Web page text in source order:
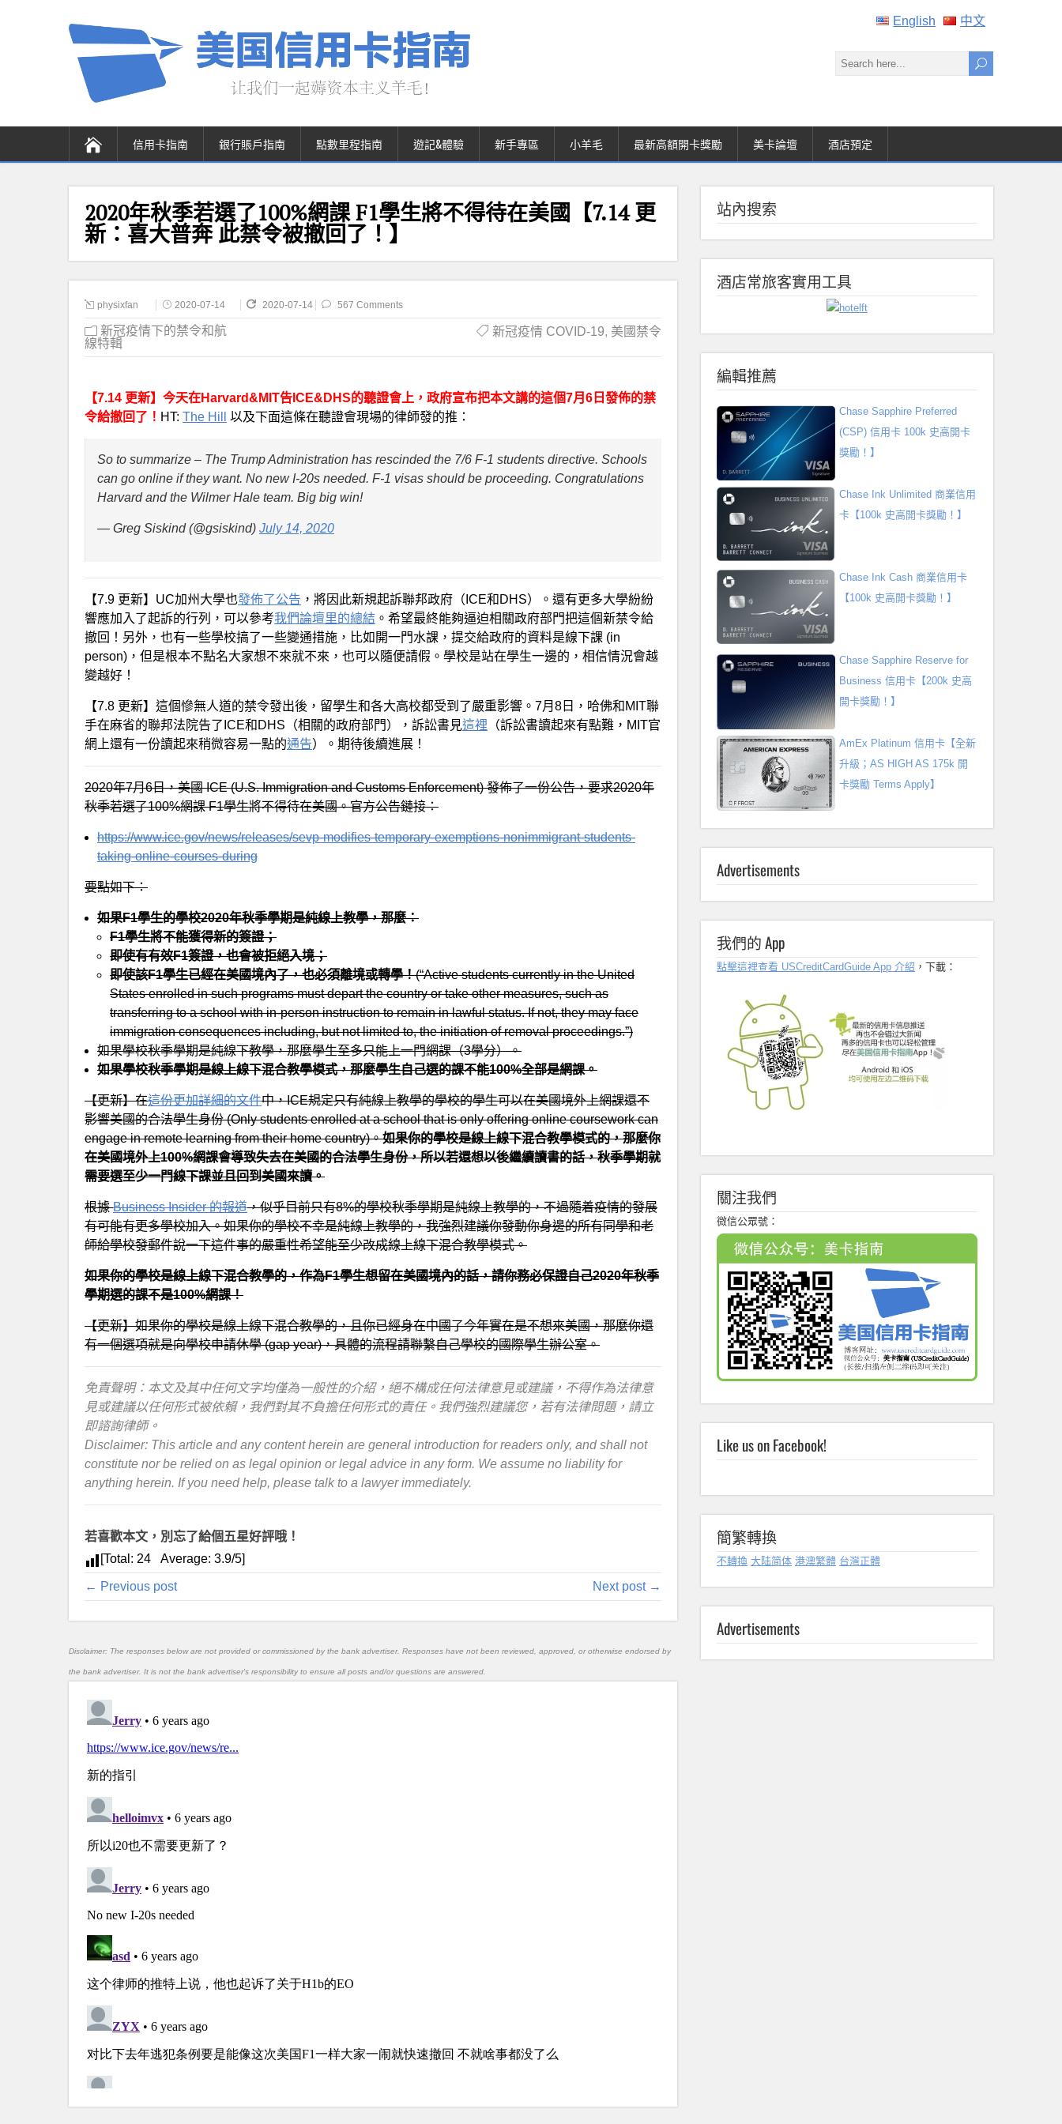
English 中文
信用卡指南 銀行賬戶指南 點數里程指南 遊記&體驗 新手專區 小羊毛 最新高額開卡獎勵 美卡論壇 酒店預定
2020年秋季若選了100%網課 F1學生將不得待在美國【7.14 更
新：喜大普奔 此禁令被撤回了！】
physixfan 2020-07-14 2020-07-14 567 Comments
新冠疫情下的禁令和航
線特輯
新冠疫情 COVID-19, 美國禁令
【7.14 更新】今天在Harvard&MIT告ICE&DHS的聽證會上，政府宣布把本文講的這個7月6日發佈的禁
令給撤回了！ HT: The Hill 以及下面這條在聽證會現場的律師發的推：
So to summarize – The Trump Administration has rescinded the 7/6 F-1 students directive. Schools
can go online if they want. No new I-20s needed. F-1 visas should be proceeding. Congratulations
Harvard and the Wilmer Hale team. Big big win!
— Greg Siskind (@gsiskind) July 14, 2020
【7.9 更新】UC加州大學也發佈了公告 ，將因此新規起訴聯邦政府（ICE和DHS）。還有更多大學紛紛
響應加入了起訴的行列，可以參考我們論壇里的總結 。希望最終能夠逼迫相關政府部門把這個新禁令給
撤回！另外，也有一些學校搞了一些變通措施，比如開一門水課，提交給政府的資料是線下課 (in
person)，但是根本不點名大家想不來就不來，也可以隨便請假。學校是站在學生一邊的，相信情況會越
變越好！
【7.8 更新】這個慘無人道的禁令發出後，留學生和各大高校都受到了嚴重影響。7月8日，哈佛和MIT聯
手在麻省的聯邦法院告了ICE和DHS（相關的政府部門），訴訟書見這裡 （訴訟書讀起來有點難，MIT官
網上還有一份讀起來稍微容易一點的通告）。期待後續進展！
2020年7月6日，美國 ICE (U.S. Immigration and Customs Enforcement) 發佈了一份公告，要求2020年
秋季若選了100%網課 F1學生將不得待在美國。官方公告鏈接：
https://www.ice.gov/news/releases/sevp-modifies-temporary-exemptions-nonimmigrant-students-
taking-online-courses-during
要點如下：
如果F1學生的學校2020年秋季學期是純線上教學，那麼：
F1學生將不能獲得新的簽證；
即使有有效F1簽證，也會被拒絕入境；
即使該F1學生已經在美國境內了，也必須離境或轉學！(“Active students currently in the United
States enrolled in such programs must depart the country or take other measures, such as
transferring to a school with in-person instruction to remain in lawful status. If not, they may face
immigration consequences including, but not limited to, the initiation of removal proceedings.”)
如果學校秋季學期是純線下教學，那麼學生至多只能上一門網課（3學分）。
如果學校秋季學期是線上線下混合教學模式，那麼學生自己選的課不能100%全部是網課。
【更新】在這份更加詳細的文件中，ICE規定只有純線上教學的學校的學生可以在美國境外上網課還不
影響美國的合法學生身份 (Only students enrolled at a school that is only offering online coursework can
engage in remote learning from their home country)。如果你的學校是線上線下混合教學模式的，那麼你
在美國境外上100%網課會導致失去在美國的合法學生身份，所以若還想以後繼續讀書的話，秋季學期就
需要選至少一門線下課並且回到美國來讀。
根據Business Insider 的報道，似乎目前只有8%的學校秋季學期是純線上教學的，不過隨着疫情的發展
有可能有更多學校加入。如果你的學校不幸是純線上教學的，我強烈建議你發動你身邊的所有同學和老
師給學校發郵件說一下這件事的嚴重性希望能至少改成線上線下混合教學模式。
如果你的學校是線上線下混合教學的，作為F1學生想留在美國境內的話，請你務必保證自己2020年秋季
學期選的課不是100%網課！
【更新】如果你的學校是線上線下混合教學的，且你已經身在中國了今年實在是不想來美國，那麼你還
有一個選項就是向學校申請休學 (gap year)，具體的流程請聯繫自己學校的國際學生辦公室。
免責聲明：本文及其中任何文字均僅為一般性的介紹，絕不構成任何法律意見或建議，不得作為法律意
見或建議以任何形式被依賴，我們對其不負擔任何形式的責任。我們強烈建議您，若有法律問題，請立
即諮詢律師。
Disclaimer: This article and any content herein are general introduction for readers only, and shall not
constitute nor be relied on as legal opinion or legal advice in any form. We assume no liability for
anything herein. If you need help, please talk to a lawyer immediately.
若喜歡本文，別忘了給個五星好評哦！
[Total: 24 Average: 3.9/5]
← Previous post Next post →
Disclaimer: The responses below are not provided or commissioned by the bank advertiser. Responses have not been reviewed, approved, or otherwise endorsed by
the bank advertiser. It is not the bank advertiser's responsibility to ensure all posts and/or questions are answered.
站內搜索
酒店常旅客實用工具
編輯推薦
Chase Sapphire Preferred
(CSP) 信用卡 100k 史高開卡
獎勵！】
Chase Ink Unlimited 商業信用
卡【100k 史高開卡獎勵！】
Chase Ink Cash 商業信用卡
【100k 史高開卡獎勵！】
Chase Sapphire Reserve for
Business 信用卡【200k 史高
開卡獎勵！】
AmEx Platinum 信用卡【全新
升級；AS HIGH AS 175k 開
卡獎勵 Terms Apply】
Advertisements
我們的 App
點擊這裡查看 USCreditCardGuide App 介紹 ，下載：
關注我們
微信公眾號：
Like us on Facebook!
簡繁轉換
不轉換 大陆简体 港澳繁體 台灣正體
Advertisements